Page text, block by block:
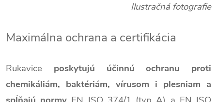
Ilustračná fotografie
Maximálna ochrana a certifikácia
Rukavice poskytujú účinnú ochranu proti
chemikáliám, baktériám, vírusom i plesniam a